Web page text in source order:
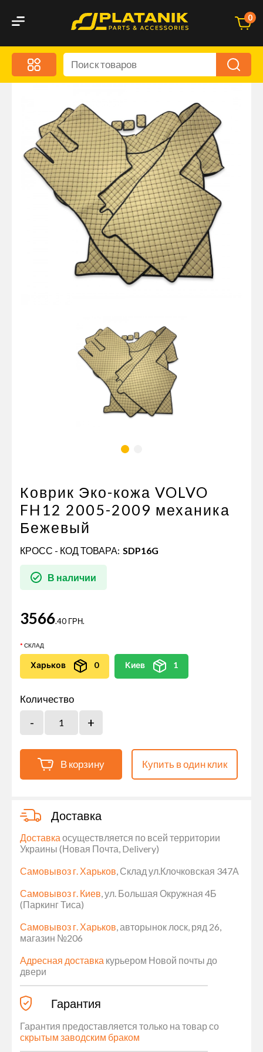
0
Меню
Акционные предложения
Дорожные аксессуары
Дорожная кухня
Автохимия и уход
Оптика и светотехника
Брызговики
Запчасти кузова и зеркала
Малый коммерческий транспорт
Маркировочные знаки и светоотражатели
Пневматические соединения
Оснащение прицепов
Автономное отопление и
кондиционировани
Стяжные ремни и тросы
Коврик Эко-кожа VOLVO
FH12 2005-2009 механика
Бежевый
КРОСС - КОД ТОВАРА: SDP16G
В наличии
3566.40 ГРН.
СКЛАД
Харьков 0 Киев 1
Количество
В корзину Купить в один клик
Доставка
Доставка осуществляется по всей территории
Украины (Новая Почта, Delivery)
Самовывоз г. Харьков, Склад ул.Клочковская 347А
Самовывоз г. Киев, ул. Большая Окружная 4Б
(Паркинг Тиса)
Самовывоз г. Харьков, авторынок лоск, ряд 26,
магазин №206
Адресная доставка курьером Новой почты до
двери
Гарантия
Гарантия предоставляется только на товар со
скрытым заводским браком